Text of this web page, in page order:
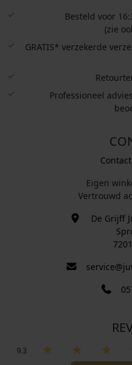
Besteld voor
(zie
GRATIS* verzekerde
Professioneel
Eigen
Vertrouwd
De Grijff
9.3